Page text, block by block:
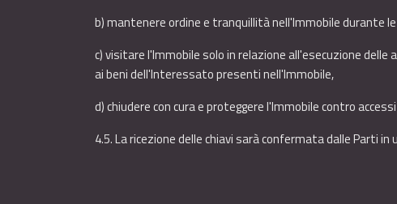
b) mantenere ordine e tranquillità nell'Immobile durante
c) visitare l'Immobile solo in relazione all'esecuzione
ai beni dell'Interessato presenti nell'Immobile,
d) chiudere con cura e proteggere l'Immobile contro
4.5. La ricezione delle chiavi sarà confermata dalle Parti in